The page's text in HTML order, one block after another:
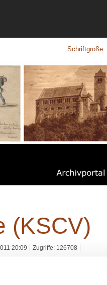
Schriftgröße
(KSCV)
20:09 Zugriffe: 126708